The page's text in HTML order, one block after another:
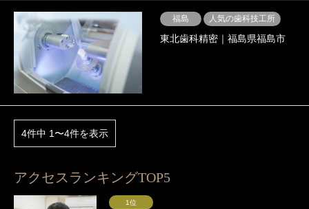
福島 人気の歯科技工所
東北歯科精密｜福島県福島市
4件中 1〜4件を表示
アクセスランキングTOP5
1位